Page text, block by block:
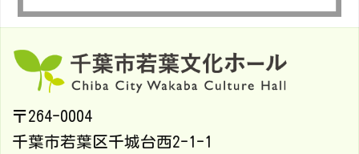
〒264-0004
千葉市若葉区千城台西2-1-1